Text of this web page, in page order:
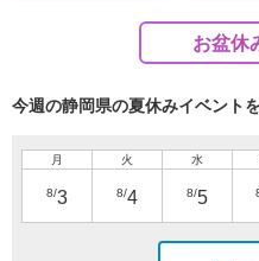
お盆休
今週の静岡県の夏休みイベント
月
8/3
火
8/4
水
8/5